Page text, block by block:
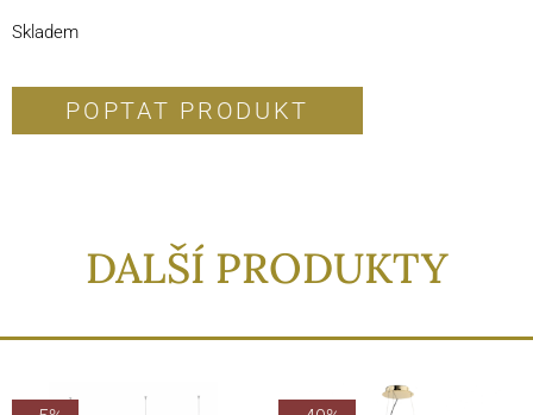
Skladem
POPTAT PRODUKT
DALŠÍ PRODUKTY